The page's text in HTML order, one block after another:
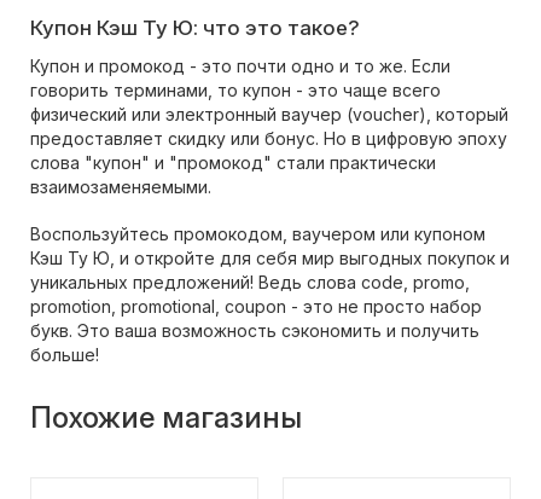
Купон Кэш Ту Ю: что это такое?
Купон и промокод - это почти одно и то же. Если
говорить терминами, то купон - это чаще всего
физический или электронный ваучер (voucher), который
предоставляет скидку или бонус. Но в цифровую эпоху
слова "купон" и "промокод" стали практически
взаимозаменяемыми.
Воспользуйтесь промокодом, ваучером или купоном
Кэш Ту Ю, и откройте для себя мир выгодных покупок и
уникальных предложений! Ведь слова code, promo,
promotion, promotional, coupon - это не просто набор
букв. Это ваша возможность сэкономить и получить
больше!
Похожие магазины